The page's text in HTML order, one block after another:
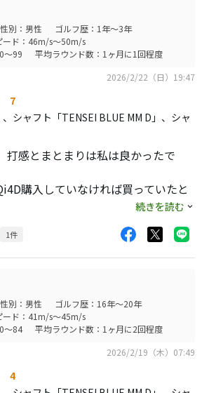
性別：男性
ゴルフ歴：1年～3年
ード：46m/s～50m/s
～99
平均ラウンド数：1ヶ月に1回程度
2026/2/22（日）19:47
7
、シャフト「TENSEI BLUE MM D」、シャ
打感とまとまりは私は良かったで
購入していなければ買っていたと
も程よく入りますし、球のまとまり
す。
レクトはヘッドスピードが43以上な
ノアロイ層のたわみの先のチタン層
と感じました。
思います。
ですし、スイングによっては合わ
続きを読む
1件
性別：男性
ゴルフ歴：16年～20年
ード：41m/s～45m/s
～84
平均ラウンド数：1ヶ月に2回程度
2026/2/19（木）07:49
4